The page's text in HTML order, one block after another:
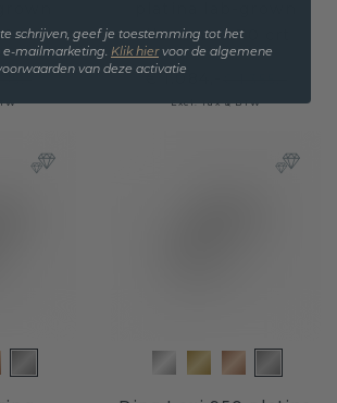
crt
diamant 0.70 crt
€ 1.084,-
Excl. Tax & BTW
schrijven, geef je toestemming tot het
e-mailmarketing. Klik hiervoor de algemene
van deze activatie